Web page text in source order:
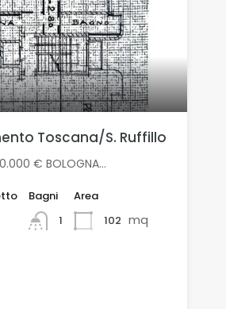
Toscana/S. Ruffillo
€ BOLOGNA…
Bagni
1
Area
102 mq